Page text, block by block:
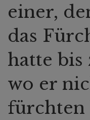
einer,
das
hatte bis
wo er
fürchten